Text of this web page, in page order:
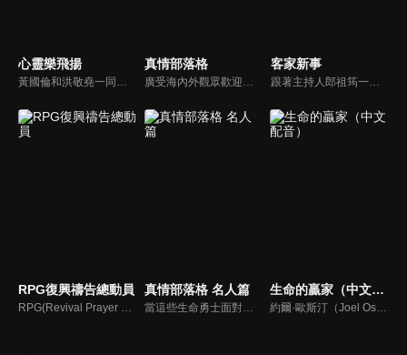
心靈樂飛揚
黃國倫和洪敬堯一同至心靈樂飛揚分享流行音樂和詩歌的不同處，兩人在節目中更分享影響他們或深具意義的歌曲，節目中演唱了我願意、每天愛你多一些、眼淚、愛是最美的事情、不住感謝不停讚美、愛常常喜樂等動人好聽的歌曲。
真情部落格
廣受海內外觀眾歡迎的真情部落格，是以見證故事為主軸的訪談節目，由知名主播夏嘉璐主持，莊信德牧師、黃國倫牧師回應，來賓在節目中自在的暢談自己的生命歷程，這些最真實的生命見證也幫助許多人走出低谷。
客家新事
跟著主持人郎祖筠一起關心客家事，體驗客家文化之美，透過見證分享一同經歷上帝的恩典。
RPG復興禱告總動員
RPG(Revival Prayer Group復興禱告小組)，只要三個人聚集就可以禱告。由寇紹恩牧師特別參與製作、主持，讓見證複製見證，使聽聞中的神蹟奇事，成為你我的經歷，進而翻轉迎向復興！
真情部落格 名人篇
當這些生命勇士面對自己生命中的難題時，選擇靠著信靠耶穌來勇敢勝過，這些可愛的基督徒們，願意把自己生命裡最黑暗軟弱的一面和大家分享，為的就是將來自天上那最美好的福分帶給人們，每一個有血有淚的生命見證，都是最震撼人心的蛻變，最深刻的真實。
生命的贏家（中文配音）
約爾·歐斯汀（Joel Osteen）綽號是「微笑的傳道者」，是美國的宣教士、電視佈道家和作家，他在美國最大的基督教會湖木教會擔任主任牧師。2004年，他的第一本書「活出美好」，首次出版就登上紐約時報暢銷書的榜首，這本書在紐約時報暢銷200多週。